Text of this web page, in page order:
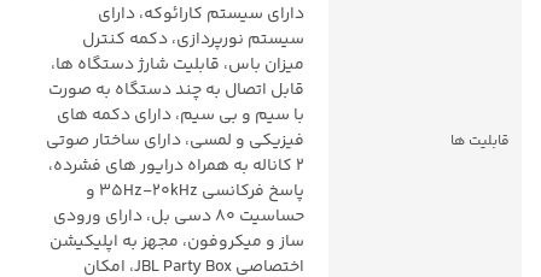
قابلیت ها
دارای سیستم کارائوکه، دارای
سیستم نورپردازی، دکمه کنترل
میزان باس، قابلیت شارژ دستگاه ها،
قابل اتصال به چند دستگاه به صورت
با سیم و بی سیم، دارای دکمه های
فیزیکی و لمسی، دارای ساختار صوتی
2 کاناله به همراه درایور های فشرده،
پاسخ فرکانسی 35Hz-20kHz و
حساسیت 80 دسی بل، دارای ورودی
ساز و میکروفون، مجهز به اپلیکیشن
اختصاصی JBL Party Box، امکان